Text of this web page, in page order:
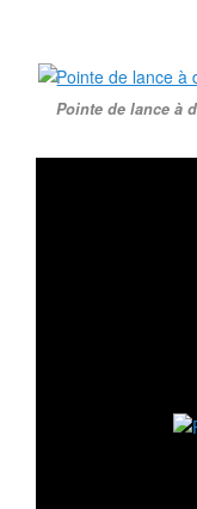
Pointe de lance à